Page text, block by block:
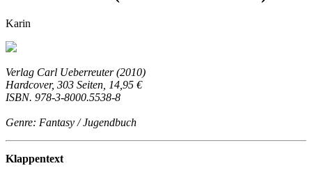
Karin
Verlag Carl Ueberreuter (2010)
Hardcover, 303 Seiten, 14,95 €
ISBN. 978-3-8000.5538-8
Genre: Fantasy / Jugendbuch
Klappentext